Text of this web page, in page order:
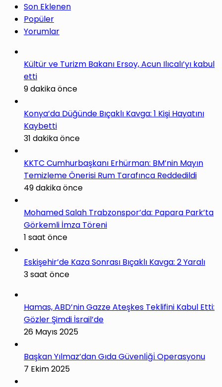
Son Eklenen
Popüler
Yorumlar
Kültür ve Turizm Bakanı Ersoy, Acun Ilıcalı’yı kabul
etti
9 dakika önce
Konya’da Düğünde Bıçaklı Kavga: 1 Kişi Hayatını
Kaybetti
31 dakika önce
KKTC Cumhurbaşkanı Erhürman: BM’nin Mayın
Temizleme Önerisi Rum Tarafınca Reddedildi
49 dakika önce
Mohamed Salah Trabzonspor’da: Papara Park’ta
Görkemli İmza Töreni
1 saat önce
Eskişehir’de Kaza Sonrası Bıçaklı Kavga: 2 Yaralı
3 saat önce
Hamas, ABD’nin Gazze Ateşkes Teklifini Kabul Etti:
Gözler Şimdi İsrail’de
26 Mayıs 2025
Başkan Yılmaz’dan Gıda Güvenli̇ği̇ Operasyonu
7 Ekim 2025